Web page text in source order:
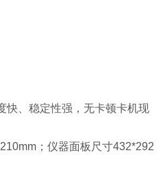
快、稳定性强，无卡顿卡机现
；仪器面板尺寸432*292